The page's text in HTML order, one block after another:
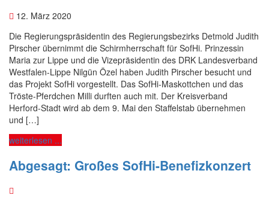
12. März 2020
Die Regierungspräsidentin des Regierungsbezirks Detmold Judith
Pirscher übernimmt die Schirmherrschaft für SofHi. Prinzessin
Maria zur Lippe und die Vizepräsidentin des DRK Landesverband
Westfalen-Lippe Nilgün Özel haben Judith Pirscher besucht und
das Projekt SofHi vorgestellt. Das SofHi-Maskottchen und das
Tröste-Pferdchen Milli durften auch mit. Der Kreisverband
Herford-Stadt wird ab dem 9. Mai den Staffelstab übernehmen
und […]
weiterlesen ...
Abgesagt: Großes SofHi-Benefizkonzert